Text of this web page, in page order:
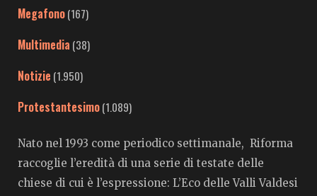
Megafono(167)
Multimedia (38)
Notizie (1.950)
Protestantesimo(1.089)
Nato nel 1993 come periodico settimanale, Riforma
raccoglie l’eredità di una serie di testate delle
chiese di cui è l’espressione: L’Eco delle Valli Valdesi